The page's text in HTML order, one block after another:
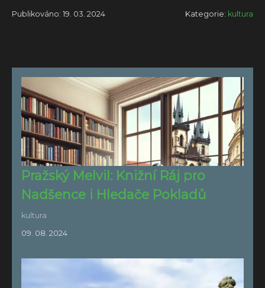
Publikováno: 19. 03. 2024 Kategorie: kultura
Pražský Melvil: Knižní Ráj pro
Nadšence i Hledače Pokladů
kultura
09. 08. 2024